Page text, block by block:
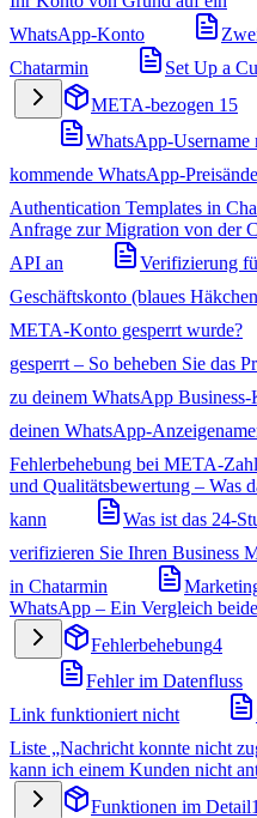
WhatsApp-Konto
Chatarmin
Set Up a
META-bezogen 15
WhatsApp-Username
kommende WhatsApp-
Authentication Templates in
Anfrage zur Migration von der
API an
Verifizierung
Geschäftskonto (blaues
META-Konto gesperrt wurde?
gesperrt – So beheben Sie das
zu deinem WhatsApp
deinen WhatsApp-
Fehlerbehebung bei META-
und Qualitätsbewertung – Was
kann
Was ist das 24-
verifizieren Sie Ihren Business
in Chatarmin
WhatsApp – Ein Vergleich
Fehlerbehebung4
Fehler im Datenfluss
Link funktioniert nicht
Liste „Nachricht konnte nicht
kann ich einem Kunden nicht
Funktionen im Detail1